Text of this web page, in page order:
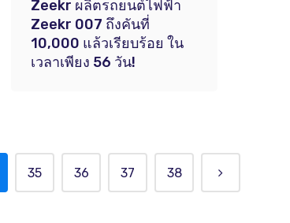
Zeekr ผลิตรถยนต์ไฟฟ้า
Zeekr 007 ถึงคันที่
10,000 แล้วเรียบร้อย ใน
เวลาเพียง 56 วัน!
35 36 37 38